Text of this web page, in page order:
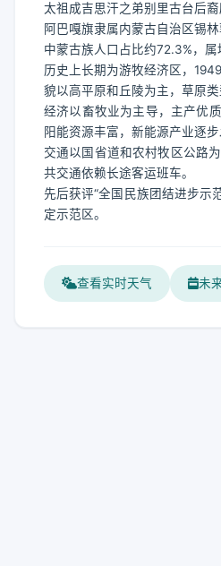
太祖成吉思汗之弟别里古台后
阿巴嘎旗隶属内蒙古自治区锡
中蒙古族人口占比约72.3%，属
历史上长期为游牧经济区，
貌以高平原和丘陵为主，草原
经济以畜牧业为主导，主产优
阳能资源丰富，新能源产业逐
交通以国省道和农村牧区公路
共交通依赖长途客运班车。
先后获评“全国民族团结进步示
定示范区。
查看实时天气 未